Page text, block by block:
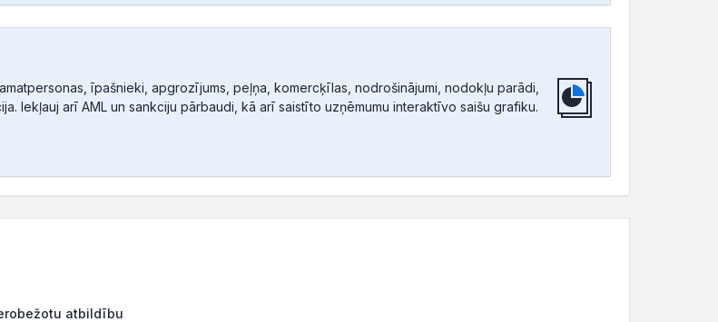
īpašnieki, apgrozījums, peļņa, komercķīlas, nodrošinājumi, nodokļu parādi,
Iekļauj arī AML un sankciju pārbaudi, kā arī saistīto uzņēmumu interaktīvo saišu grafiku.
atbildību